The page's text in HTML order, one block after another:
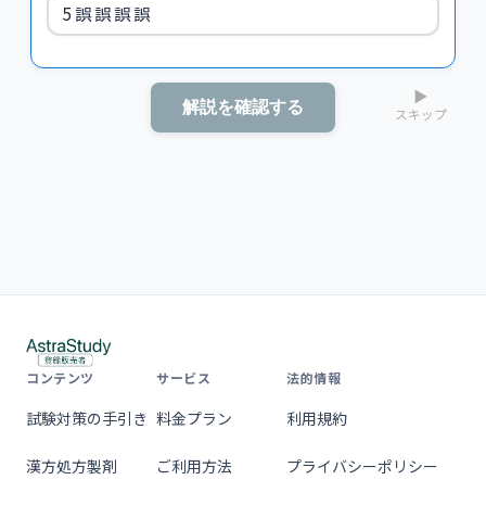
5 誤 誤 誤 誤
解説を確認する ▶
スキップ
コンテンツ
試験対策の手引き
漢方処方製剤
サービス
料金プラン
ご利用方法
法的情報
利用規約
プライバシーポリシー